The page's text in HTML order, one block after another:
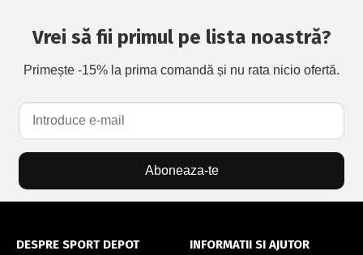
Vrei să fii primul pe lista noastră?
Primește -15% la prima comandă și nu rata nicio ofertă.
Aboneaza-te
DESPRE SPORT DEPOT INFORMATII SI AJUTOR